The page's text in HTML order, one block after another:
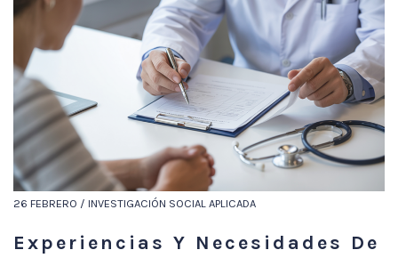
26 FEBRERO / INVESTIGACIÓN SOCIAL APLICADA
Experiencias Y Necesidades De